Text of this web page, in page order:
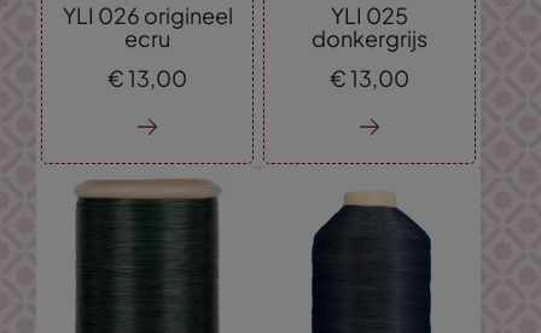
YLI 026 origineel
ecru
€13,00
YLI 025
donkergrijs
€13,00